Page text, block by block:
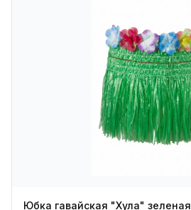
Юбка гавайская "Хула" зеленая